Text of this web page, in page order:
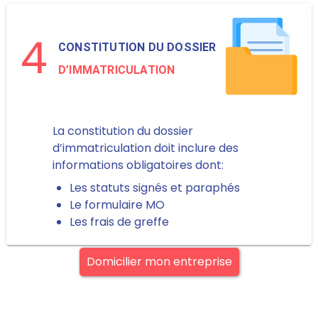
4
CONSTITUTION DU DOSSIER
D’IMMATRICULATION
La constitution du dossier
d’immatriculation doit inclure des
informations obligatoires dont:
Les statuts signés et paraphés
Le formulaire MO
Les frais de greffe
Domicilier mon entreprise